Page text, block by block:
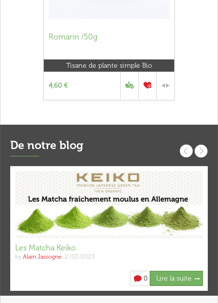
Romarin /50g
Tisane de plante simple Bio
4,60 €
De notre blog
Les Matcha Keiko
by Alain Jassogne, 2 /03 /2023
0 Lire la suite